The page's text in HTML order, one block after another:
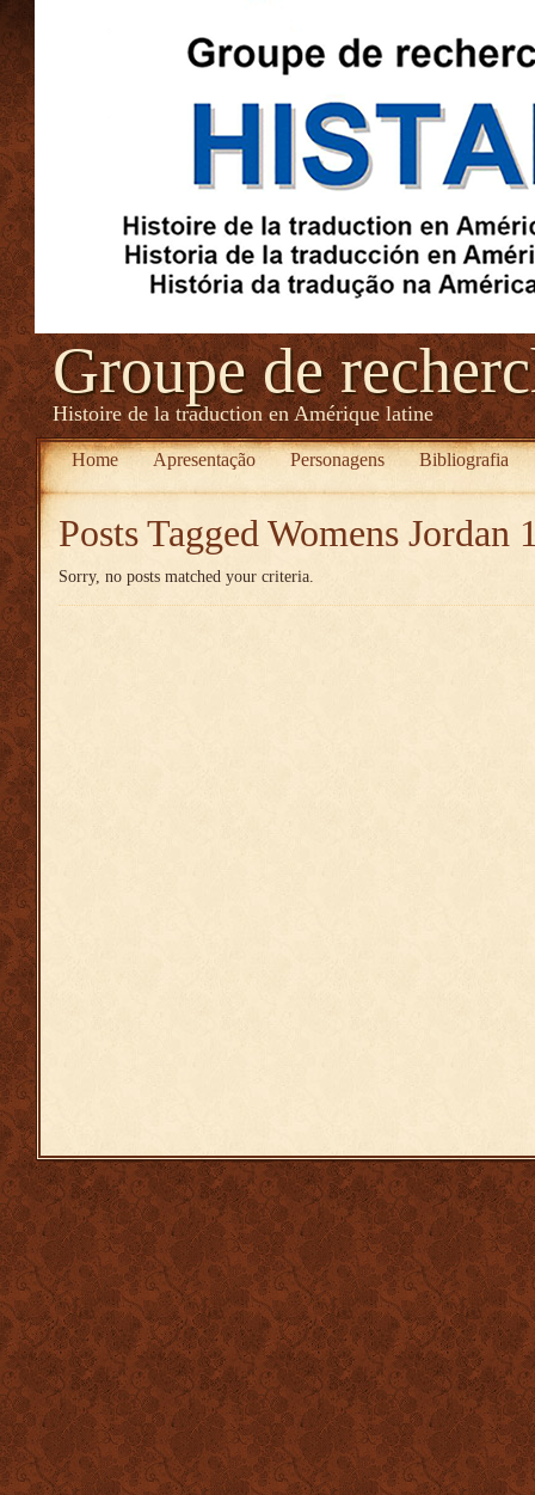
Groupe de
Histoire de la traduction en Amérique latine
Home Apresentação Personagens Bibliografia
Posts Tagged Womens Jordan
Sorry, no posts matched your criteria.